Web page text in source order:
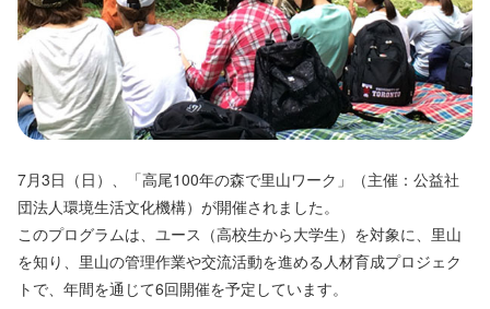
7月3日（日）、「高尾100年の森で里山ワーク」（主催：公益社
団法人環境生活文化機構）が開催されました。
このプログラムは、ユース（高校生から大学生）を対象に、里山
を知り、里山の管理作業や交流活動を進める人材育成プロジェク
トで、年間を通じて6回開催を予定しています。